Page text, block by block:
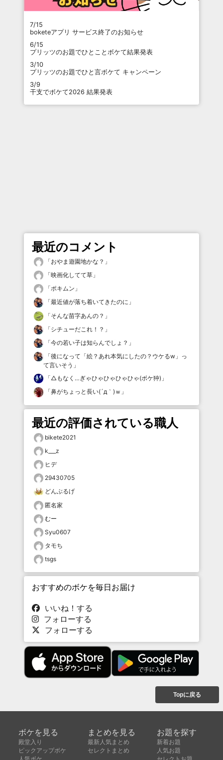
7/15
boketeアプリ サービス終了のお知らせ
6/15
プリッツのお題でひとことボケて結果発表
3/10
プリッツのお題でひと言ボケて キャンペーン
3/9
干支でボケて2026 結果発表
最近のコメント
「おやま遊園地かな？ 」
「映画化してて草 」
「ポキムン 」
「最近値が落ち着いてきたのに 」
「そんな苗字あんの？ 」
「シチューだこれ！？ 」
「今の若い子は知らんでしょ？ 」
「後になって「絵？あれ本気にしたの？ウケるw」っ
て言いそう 」
「△もなく…ぎゃひゃひゃひゃひゃ(ボケ狆) 」
「鼻がちょっと長い(´д｀)ｗ 」
最近の評価されている職人
bikete2021
k___z
ヒデ
29430705
どんぶるげ
匿名家
むー
Syu0607
タモち
tsgs
おすすめのボケを毎日お届け
いいね！する
フォローする
フォローする
Topに戻る
ボケを見る
殿堂入り
ピックアップボケ
まとめを見る
最新人気まとめ
セレクトまとめ
お題を探す
新着お題
人気お題